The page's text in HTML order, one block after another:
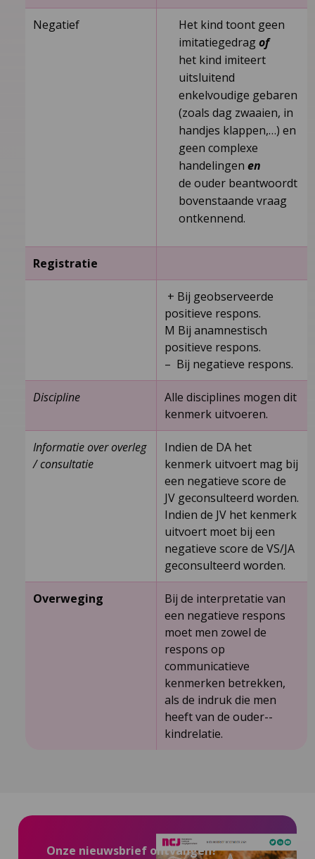
Negatief
Het kind toont geen
imitatiegedragof
het kind imiteert
uitsluitend
enkelvoudige gebaren
(zoals dag zwaaien, in
handjes klappen,…) en
geen complexe
handelingen en
de ouder beantwoordt
bovenstaande vraag
ontkennend.
Registratie
+ Bij geobserveerde
positieve respons.
M Bij anamnestisch
positieve respons.
– Bij negatieve respons.
Discipline
Alle disciplines mogen dit
kenmerk uitvoeren.
Informatie over overleg
/ consultatie
Indien de DA het
kenmerk uitvoert mag bij
een negatieve score de
JV geconsulteerd worden.
Indien de JV het kenmerk
uitvoert moet bij een
negatieve score de VS/JA
geconsulteerd worden.
Overweging
Bij de interpretatie van
een negatieve respons
moet men zowel de
respons op
communicatieve
kenmerken betrekken,
als de indruk die men
heeft van de ouder-­
kindrelatie.
Onze nieuwsbrief ontvangen?